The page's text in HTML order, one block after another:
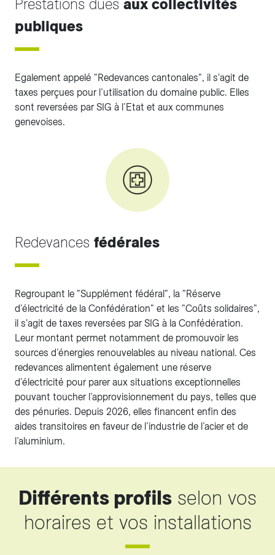
Prestations dues aux collectivités
publiques
Egalement appelé "Redevances cantonales", il s'agit de
taxes perçues pour l’utilisation du domaine public. Elles
sont reversées par SIG à l’Etat et aux communes
genevoises.
Redevances fédérales
Regroupant le "Supplément fédéral", la "Réserve
d'électricité de la Confédération" et les "Coûts solidaires",
il s'agit de taxes reversées par SIG à la Confédération.
Leur montant permet notamment de promouvoir les
sources d’énergies renouvelables au niveau national. Ces
redevances alimentent également une réserve
d’électricité pour parer aux situations exceptionnelles
pouvant toucher l’approvisionnement du pays, telles que
des pénuries. Depuis 2026, elles financent enfin des
aides transitoires en faveur de l’industrie de l’acier et de
l’aluminium.
Différents profils selon vos
horaires et vos installations